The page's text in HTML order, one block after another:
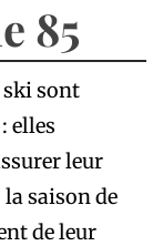
85
ski sont
elles
leur
saison de
de leur